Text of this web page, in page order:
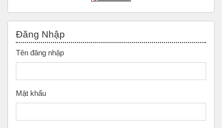
Đăng Nhập
Tên đăng nhập
Mật khẩu